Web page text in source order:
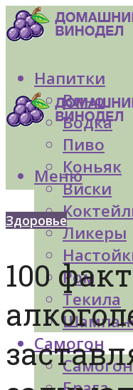
Напитки
Вино
Водка
Пиво
Коньяк
Виски
Ликеры
Ром
Текила
Самогон
Меню
Здоровье
100